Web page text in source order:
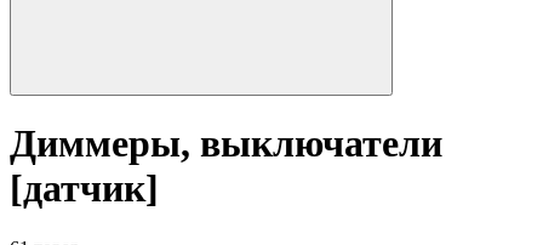
Диммеры, выключатели
[датчик]